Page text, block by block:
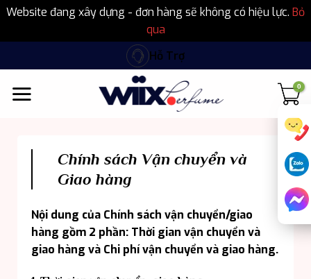
Website đang xây dựng - đơn hàng sẽ không có hiệu lực. Bỏ
qua
qua
nội
dung
Hỗ Trợ
Chính sách Vận chuyển và
Giao hàng
Nội dung của Chính sách vận chuyển/giao
hàng gồm 2 phần: Thời gian vận chuyển và
giao hàng và Chi phí vận chuyển và giao hàng.